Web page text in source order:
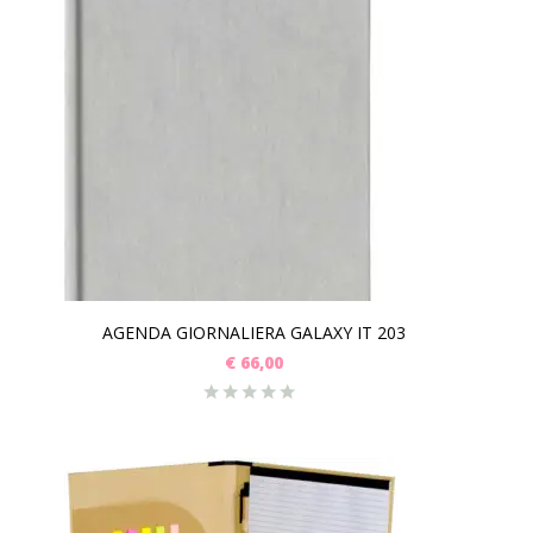
AGENDA GIORNALIERA GALAXY IT 203
€ 66,00